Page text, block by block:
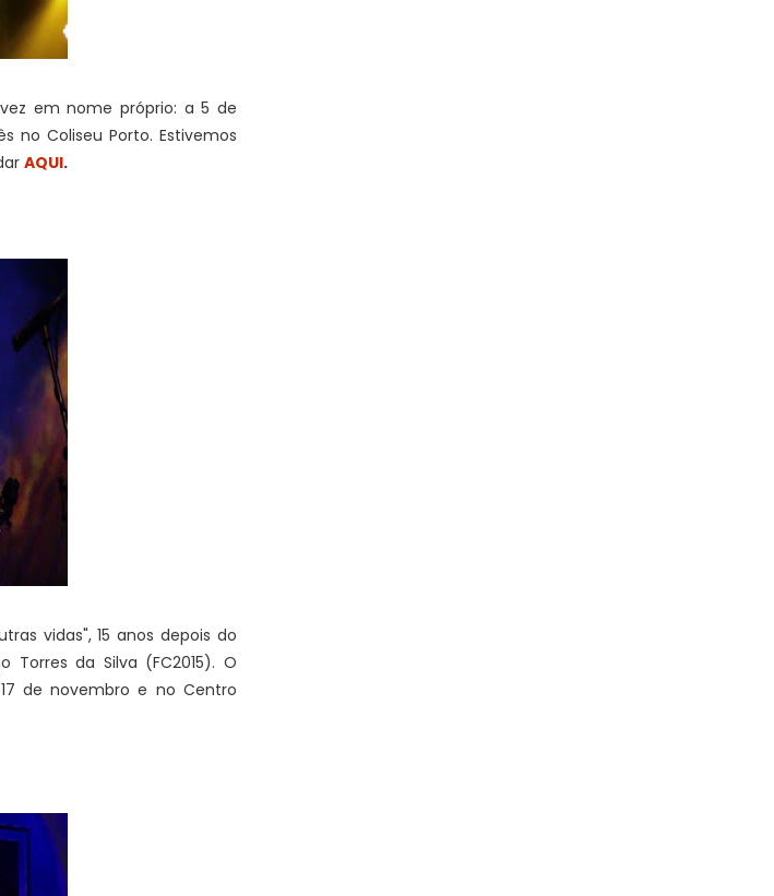
em nome próprio: a 5 de
no Coliseu Porto. Estivemos
AQUI.
vidas", 15 anos depois do
da Silva (FC2015). O
de novembro e no Centro